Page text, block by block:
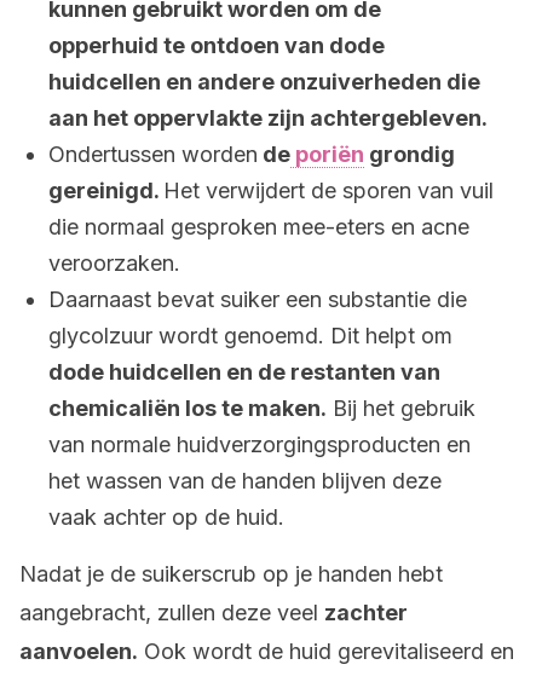
kunnen gebruikt worden om de
opperhuid te ontdoen van dode
huidcellen en andere onzuiverheden die
aan het oppervlakte zijn achtergebleven.
Ondertussen worden de poriën grondig
gereinigd. Het verwijdert de sporen van vuil
die normaal gesproken mee-eters en acne
veroorzaken.
Daarnaast bevat suiker een substantie die
glycolzuur wordt genoemd. Dit helpt om
dode huidcellen en de restanten van
chemicaliën los te maken. Bij het gebruik
van normale huidverzorgingsproducten en
het wassen van de handen blijven deze
vaak achter op de huid.
Nadat je de suikerscrub op je handen hebt
aangebracht, zullen deze veel zachter
aanvoelen. Ook wordt de huid gerevitaliseerd en